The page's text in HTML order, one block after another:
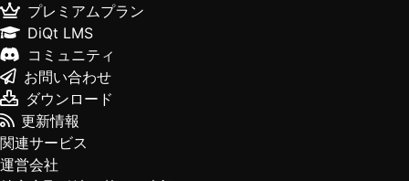
プレミアムプラン
DiQt LMS
コミュニティ
お問い合わせ
ダウンロード
更新情報
関連サービス
運営会社